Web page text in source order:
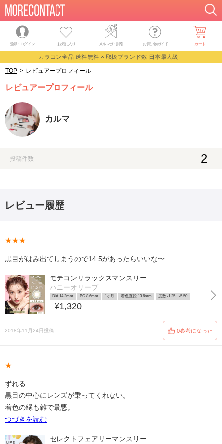
登録・ログイン お気に入り メルマガ・割引 お買い物ガイド カート
カラコン全品 送料無料 × 取扱ブランド数 日本最大級
TOP > レビュアープロフィール
レビュアープロフィール
カルマ
投稿件数 2
レビュー履歴
★★★
黒目がはみ出てしまうので14.5があったらいいな〜
モテコンリラックスマンスリー
ハニーオリーブ
DIA 14.2mm BC 8.6mm 1ヶ月 着色直径 13.6mm 度数 -1.25~ -5.50
¥1,320
2018年11月24日投稿 0参考になった
★
ずれる
黒目の中心にレンズが乗ってくれない。
着色の縁も雑で最悪。
つづきを読む
セレクトフェアリーマンスリー